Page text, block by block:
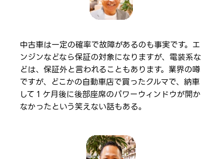
中古車は一定の確率で故障があるのも事実です。エ
ンジンなどなら保証の対象になりますが、電装系な
どは、保証外と言われることもあります。業界の噂
ですが、どこかの自動車店で買ったクルマで、納車
して１ケ月後に後部座席のパワーウィンドウが開か
なかったという笑えない話もある。